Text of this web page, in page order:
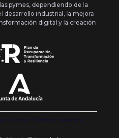
pymes, dependiendo de la
desarrollo industrial, la mejora
digital y la creación
Todos los derechos